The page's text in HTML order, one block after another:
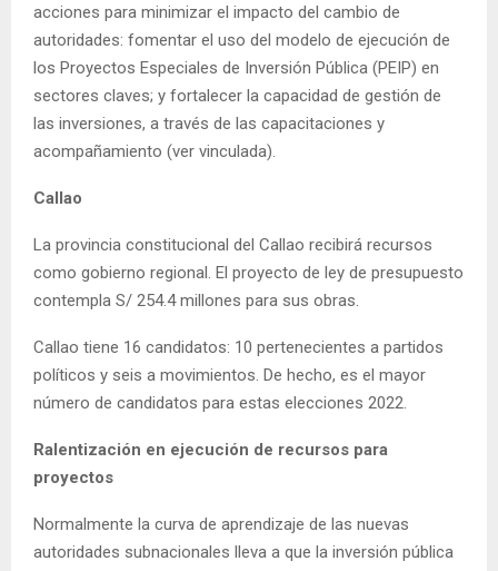
acciones para minimizar el impacto del cambio de
autoridades: fomentar el uso del modelo de ejecución de
los Proyectos Especiales de Inversión Pública (PEIP) en
sectores claves; y fortalecer la capacidad de gestión de
las inversiones, a través de las capacitaciones y
acompañamiento (ver vinculada).
Callao
La provincia constitucional del Callao recibirá recursos
como gobierno regional. El proyecto de ley de presupuesto
contempla S/ 254.4 millones para sus obras.
Callao tiene 16 candidatos: 10 pertenecientes a partidos
políticos y seis a movimientos. De hecho, es el mayor
número de candidatos para estas elecciones 2022.
Ralentización en ejecución de recursos para
proyectos
Normalmente la curva de aprendizaje de las nuevas
autoridades subnacionales lleva a que la inversión pública